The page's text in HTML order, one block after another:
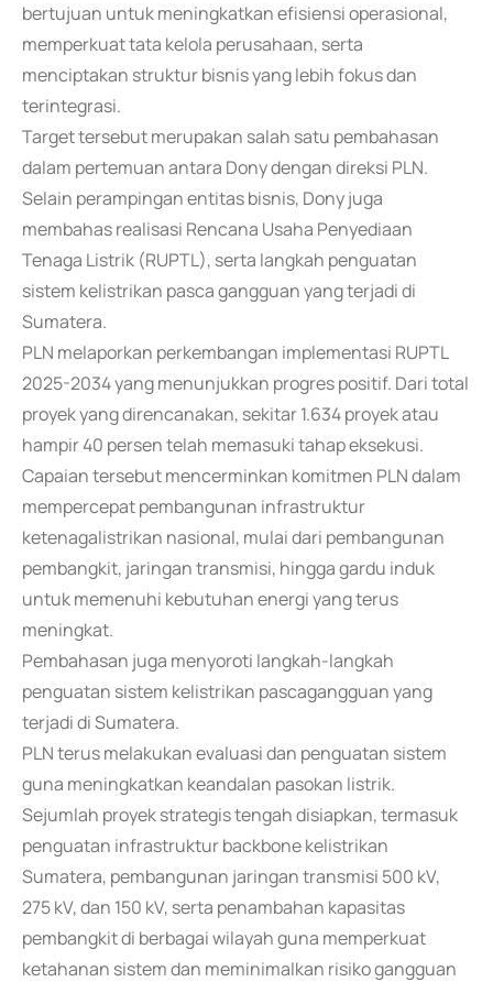
bertujuan untuk meningkatkan efisiensi operasional,
memperkuat tata kelola perusahaan, serta
menciptakan struktur bisnis yang lebih fokus dan
terintegrasi.
Target tersebut merupakan salah satu pembahasan
dalam pertemuan antara Dony dengan direksi PLN.
Selain perampingan entitas bisnis, Dony juga
membahas realisasi Rencana Usaha Penyediaan
Tenaga Listrik (RUPTL), serta langkah penguatan
sistem kelistrikan pasca gangguan yang terjadi di
Sumatera.
PLN melaporkan perkembangan implementasi RUPTL
2025-2034 yang menunjukkan progres positif. Dari total
proyek yang direncanakan, sekitar 1.634 proyek atau
hampir 40 persen telah memasuki tahap eksekusi.
Capaian tersebut mencerminkan komitmen PLN dalam
mempercepat pembangunan infrastruktur
ketenagalistrikan nasional, mulai dari pembangunan
pembangkit, jaringan transmisi, hingga gardu induk
untuk memenuhi kebutuhan energi yang terus
meningkat.
Pembahasan juga menyoroti langkah-langkah
penguatan sistem kelistrikan pascagangguan yang
terjadi di Sumatera.
PLN terus melakukan evaluasi dan penguatan sistem
guna meningkatkan keandalan pasokan listrik.
Sejumlah proyek strategis tengah disiapkan, termasuk
penguatan infrastruktur backbone kelistrikan
Sumatera, pembangunan jaringan transmisi 500 kV,
275 kV, dan 150 kV, serta penambahan kapasitas
pembangkit di berbagai wilayah guna memperkuat
ketahanan sistem dan meminimalkan risiko gangguan